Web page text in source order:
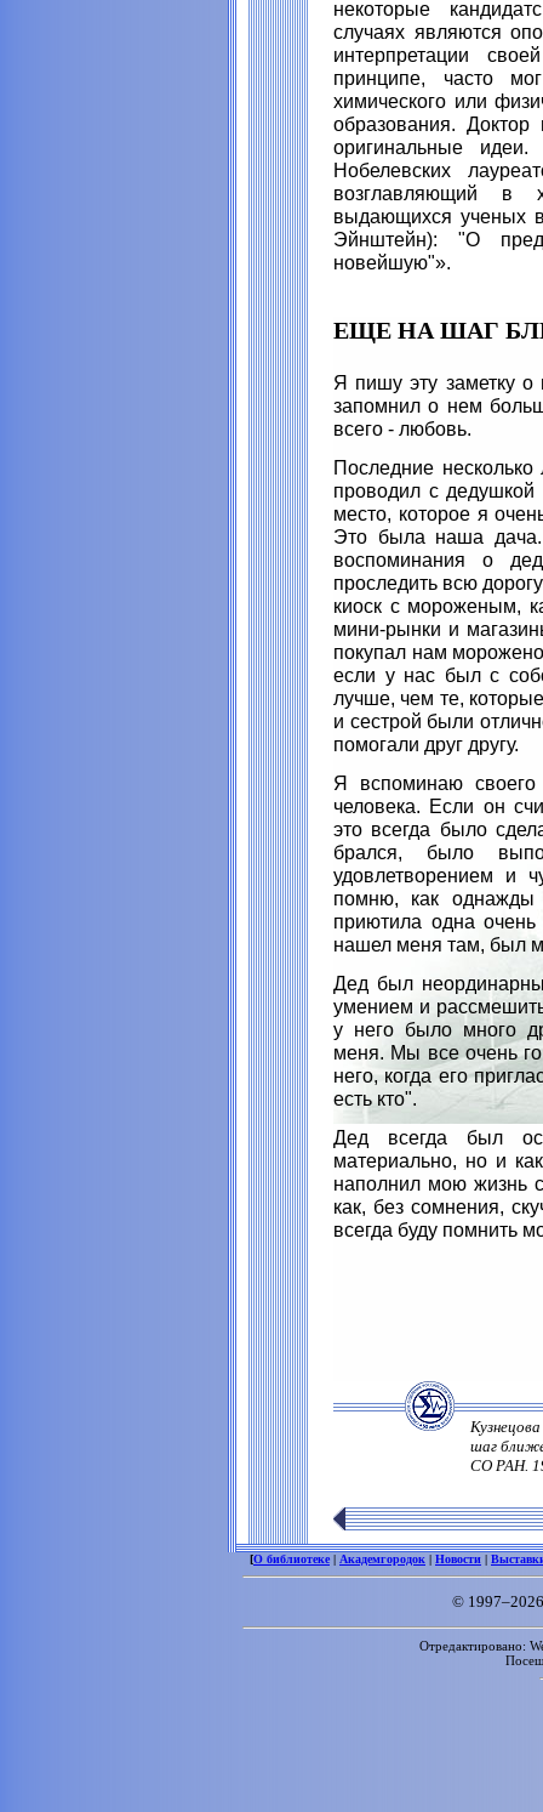
некоторые
случаях являются
интерпретации
принципе, часто
химического или
образования.
оригинальные
Нобелевских
возглавляющий в
выдающихся ученых
Эйнштейн): "О
новейшую"».
ЕЩЕ НА ШАГ
Я пишу эту заметку
запомнил о нем
всего - любовь.
Последние
проводил с
место, которое я
Это была наша
воспоминания о
проследить всю
киоск с мороженым,
мини-рынки и
покупал нам
если у нас был с
лучше, чем те,
и сестрой были
помогали друг другу.
Я вспоминаю своего
человека. Если он
это всегда было
брался, было
удовлетворением и
помню, как
приютила одна
нашел меня там, был
Дед был
умением и
у него было много
меня. Мы все очень
него, когда его
есть кто".
Дед всегда был
материально, но и
наполнил мою жизнь
как, без сомнения,
всегда буду помнить
шаг
СО РАН.
[О библиотеке | Академгородок | Новости |
©
Отредактировано: